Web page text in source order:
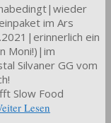
im Ars
ein
Moni!)|im
Silvaner GG vom
Slow Food
Lesen